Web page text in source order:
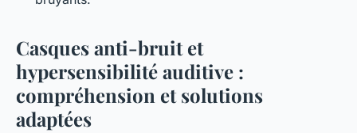
Casques anti-bruit et
hypersensibilité auditive :
compréhension et solutions
adaptées